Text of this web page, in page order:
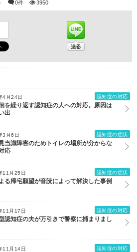
0件 3950
4月24日 認知症の対応
を繰り返す認知症の人への対応。原因は
出
3月6日 認知症の症状
当識障害のためトイレの場所が分からな
応
11月25日 認知症の症状
る帰宅願望が音読によって解決した事例
11月17日 認知症の対応
認知症の夫が万引きで警察に捕まりまし
11月14日 認知症の対応